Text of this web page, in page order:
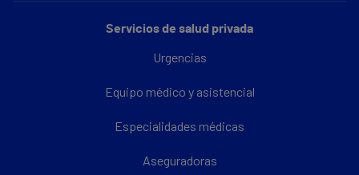
Servicios de salud privada
Urgencias
Equipo médico y asistencial
Especialidades médicas
Aseguradoras